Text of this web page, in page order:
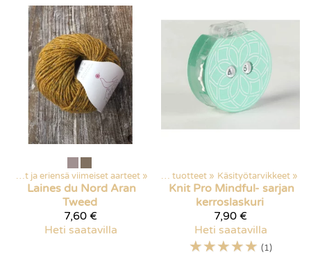
Poistuvat ja eriensä viimeiset aarteet ‪»
Laines du Nord Aran
Tweed
7,60 €
Heti saatavilla
Kaikki tuotteet ‪» Käsityötarvikkeet ‪»
Knit Pro Mindful- sarjan
kerroslaskuri
7,90 €
Heti saatavilla
☆☆☆☆☆ (1)